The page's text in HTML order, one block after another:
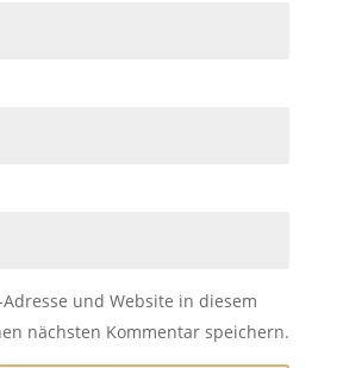
Adresse und Website in diesem
nächsten Kommentar speichern.